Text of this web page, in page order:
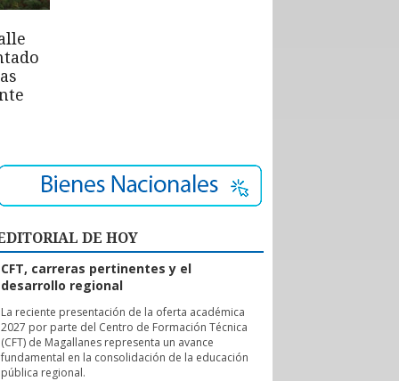
DE HOY
CFT, carreras pertinentes y el
desarrollo regional
La reciente presentación de la oferta académica
2027 por parte del Centro de Formación Técnica
(CFT) de Magallanes representa un avance
fundamental en la consolidación de la educación
pública regional.